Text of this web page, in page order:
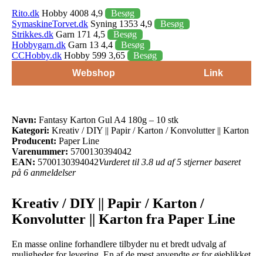
Rito.dk Hobby 4008 4,9
Besøg
SymaskineTorvet.dk Syning 1353 4,9
Besøg
Strikkes.dk Garn 171 4,5
Besøg
Hobbygarn.dk Garn 13 4,4
Besøg
CCHobby.dk Hobby 599 3,65
Besøg
Webshop
Link
Navn: Fantasy Karton Gul A4 180g – 10 stk
Kategori: Kreativ / DIY || Papir / Karton / Konvolutter || Karton
Producent: Paper Line
Varenummer: 5700130394042
EAN: 5700130394042Vurderet til 3.8 ud af 5 stjerner baseret
på 6 anmeldelser
Kreativ / DIY || Papir / Karton /
Konvolutter || Karton fra Paper Line
En masse online forhandlere tilbyder nu et bredt udvalg af